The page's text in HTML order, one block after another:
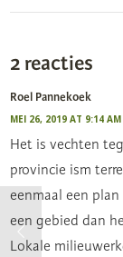
2 reacties
Roel Pannekoek
MEI 26, 2019 AT 9:14 AM
Het is vechten
provincie ism
eenmaal een
een gebied dan
Lokale